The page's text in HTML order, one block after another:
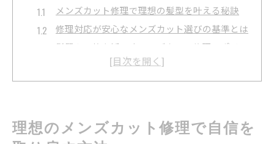
メンズカット修理で理想の髪型を叶える秘訣
修理対応が安心なメンズカット選びの基準とは
髪質や骨格を活かすメンズカット修理のポイン
自信回復に役立つメンズカット修理体験談
清潔感ある仕上がりへ導くメンズカット修理術
理想のメンズカット修理で自信を